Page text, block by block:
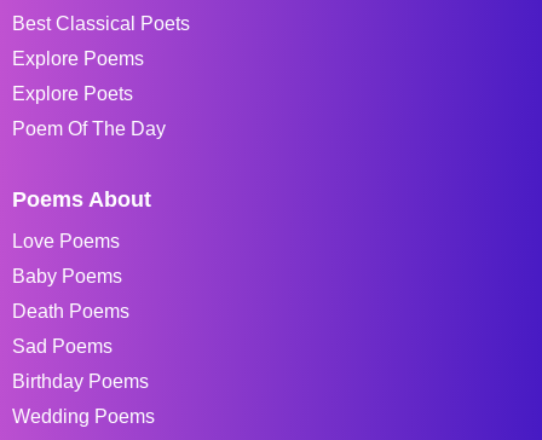
Best Classical Poets
Explore Poems
Explore Poets
Poem Of The Day
Poems About
Love Poems
Baby Poems
Death Poems
Sad Poems
Birthday Poems
Wedding Poems